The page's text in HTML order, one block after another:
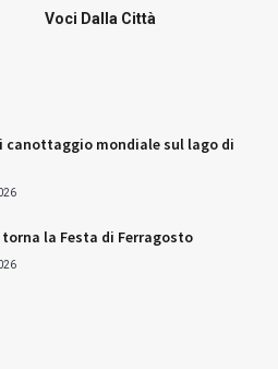
Voci Dalla Città
canottaggio mondiale sul lago di
torna la Festa di Ferragosto